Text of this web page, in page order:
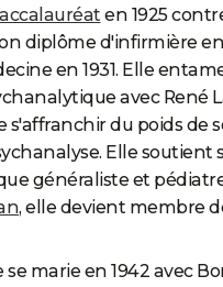
en 1925
diplôme d'infirmière en
en 1931. Elle
avec René
s'affranchir du poids de
Elle soutient
généraliste et
, elle devient membre
se marie en 1942 avec